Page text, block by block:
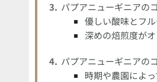
パプアニューギニアの
優しい酸味とフ
深めの焙煎度が
パプアニューギニアの
時期や農園によ